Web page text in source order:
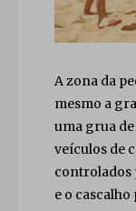
A zona da
mesmo a
uma grua
veículos de
controlados
e o cascalho